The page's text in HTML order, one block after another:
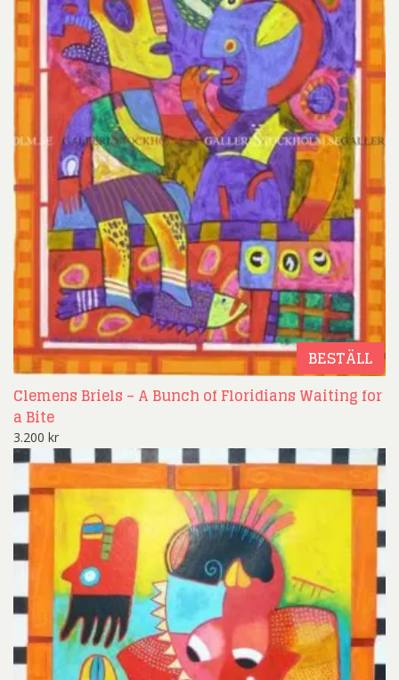
BESTÄLL
Clemens Briels – A Bunch of Floridians Waiting for
a Bite
3.200 kr